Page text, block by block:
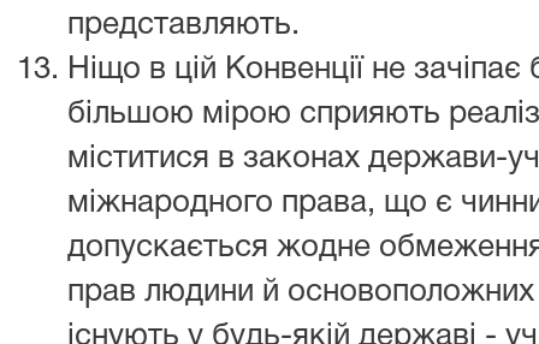
представляють.
Ніщо в цій Конвенції не
більшою мірою сприяють
міститися в законах держави-
міжнародного права, що є
допускається жодне
прав людини й
існують у будь-якій державі -